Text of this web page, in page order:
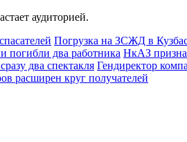
аудиторией.
Погрузка на ЗСЖД в
погибли два работника НкАЗ
два спектакля Гендиректор
расширен круг получателей